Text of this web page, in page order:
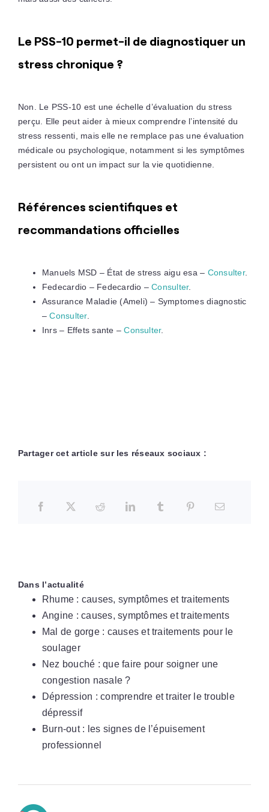
Le PSS-10 permet-il de diagnostiquer un
stress chronique ?
Non. Le PSS-10 est une échelle d’évaluation du stress
perçu. Elle peut aider à mieux comprendre l’intensité du
stress ressenti, mais elle ne remplace pas une évaluation
médicale ou psychologique, notamment si les symptômes
persistent ou ont un impact sur la vie quotidienne.
Références scientifiques et
recommandations officielles
Manuels MSD – État de stress aigu esa – Consulter.
Fedecardio – Fedecardio –Consulter.
Assurance Maladie (Ameli) – Symptomes diagnostic
–Consulter.
Inrs – Effets sante –Consulter.
Partager cet article sur les réseaux sociaux :
Dans l’actualité
Rhume : causes, symptômes et traitements
Angine : causes, symptômes et traitements
Mal de gorge : causes et traitements pour le
soulager
Nez bouché : que faire pour soigner une
congestion nasale ?
Dépression : comprendre et traiter le trouble
dépressif
Burn-out : les signes de l’épuisement
professionnel